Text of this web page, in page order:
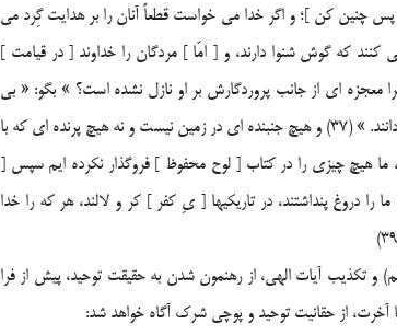
پس چنين کن ]؛ و اگر خدا مي خواست قطعاً آنان را بر هدايت گِرد مي
دعوت تو را ] اجابت مي کنند که گوش شنوا دارند، و [ امّا ] مردگان را خداوند [ در قيامت ]
او بازگردانيده مي شوند. (36) و گفتند: « چرا معجزه اي از جانب پروردگارش بر او نازل نشده است؟ » بگو: « بي
ترديد، خدا قادر است که پديده اي شگرف فرو فرستد، ليکن بيشتر آنان نمي دانند. » (37) و هيچ جنبنده اي در زمين نيست و نه هيچ پرنده اي که با
ما هيچ چيزي را در کتاب [ لوح محفوظ ] فروگذار نکرده ايم سپس [
خواهند گرديد. (38) و کساني که آيات ما را دروغ پنداشتند، در تاريکيها [ يِ کفر ] کر و لالند، هر که را خدا
و تکذيب آيات الهي، از رهنمون شدن به حقيقت توحيد، پيش از فرا
آخرت، از حقانيت توحيد و پوچي شرک آگاه خواهد شد: